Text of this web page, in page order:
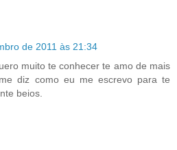
de 2011 às 21:34
muito te conhecer te amo de mais
diz como eu me escrevo para te
beios.